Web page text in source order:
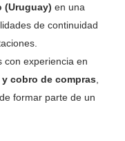
(Uruguay) en una
de continuidad
con experiencia en
cobro de compras
formar parte de un